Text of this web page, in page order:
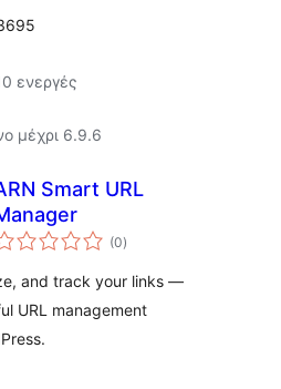
ενεργές
μέχρι 6.9.6
Smart URL
(0αξιολογήσεις
σύνολο
)
and track your links —
URL management